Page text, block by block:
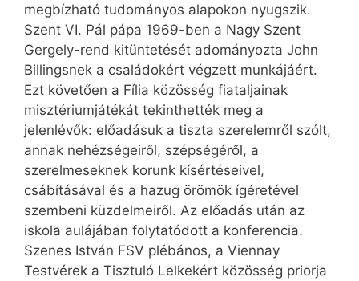
megbízható tudományos alapokon nyugszik.
Szent VI. Pál pápa 1969-ben a Nagy Szent
Gergely-rend kitüntetését adományozta John
Billings­nek a családokért végzett munkájáért.
Ezt követően a Fília közösség fiataljainak
misztériumjátékát tekinthették meg a
jelenlévők: előadásuk a tiszta szerelemről szólt,
annak nehézségeiről, szépségéről, a
szerelmeseknek korunk kísértéseivel,
csábításával és a hazug örömök ígéretével
szembeni küzdelmeiről. Az előadás után az
iskola aulájában folytatódott a konferencia.
Szenes István FSV plébános, a Viennay
Testvérek a Tisztuló Lelkekért közösség priorja